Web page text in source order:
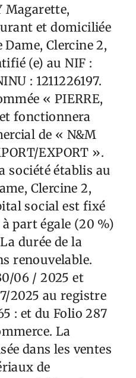
Magarette,
et domiciliée
Clercine 2,
(e) au NIF :
: 1211226197.
« PIERRE,
et fonctionnera
de « N&M
EXPORT ».
société établis au
Clercine 2,
social est fixé
part égale (20 %)
durée de la
renouvelable.
06 / 2025 et
2025 au registre
: et du Folio 287
La
dans les ventes
de